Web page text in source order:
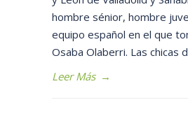
hombre sénior, hombre
equipo español en el que
Osaba Olaberri. Las chicas
Leer Más →